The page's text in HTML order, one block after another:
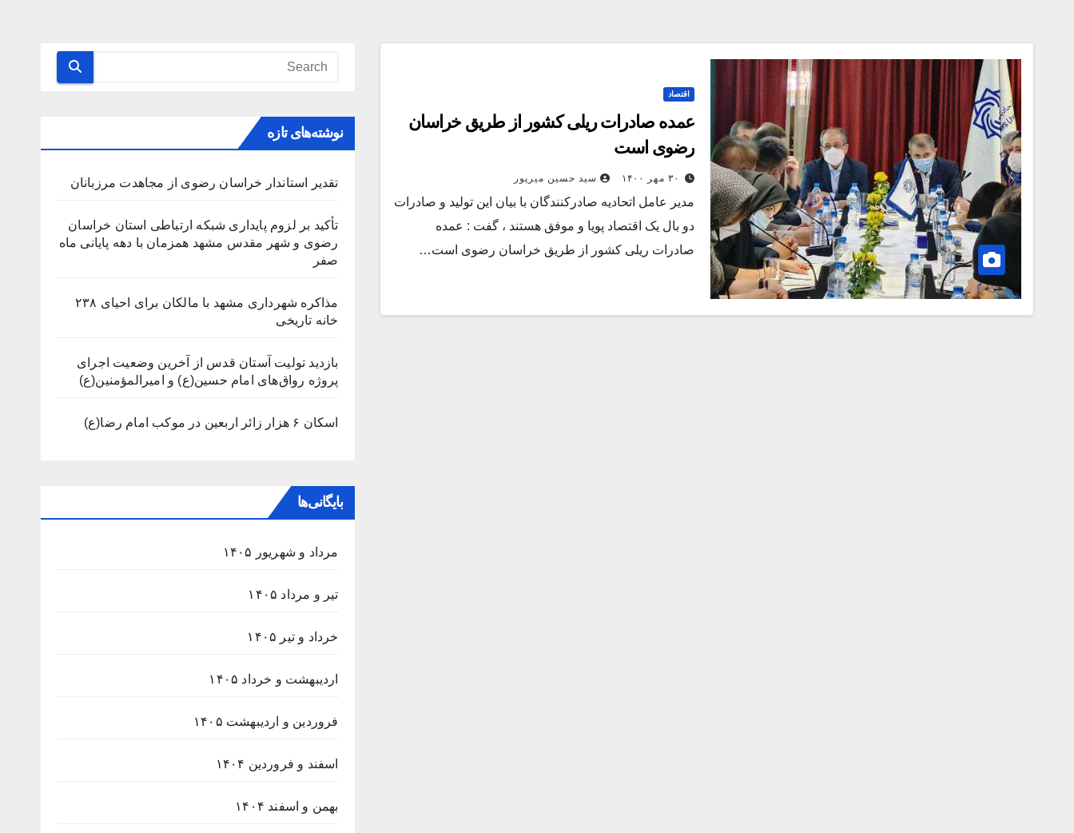
اقتصاد
عمده صادرات ریلی کشور از طریق خراسان
رضوی است
۳۰ مهر ۱۴۰۰ سید حسین میرپور
مدیر عامل اتحادیه صادرکنندگان با بیان این تولید و صادرات
دو بال یک اقتصاد پویا و موفق هستند ، گفت : عمده
صادرات ریلی کشور از طریق خراسان رضوی است…
نوشته‌های تازه
تقدیر استاندار خراسان رضوی از مجاهدت مرزبانان
تأکید بر لزوم پایداری شبکه ارتباطی استان خراسان
رضوی و شهر مقدس مشهد همزمان با دهه پایانی ماه
صفر
مذاکره شهرداری مشهد با مالکان برای احیای ۲۳۸
خانه تاریخی
بازدید تولیت آستان قدس از آخرین وضعیت اجرای
پروژه رواق‌های امام حسین(ع) و امیرالمؤمنین(ع)
اسکان ۶ هزار زائر اربعین در موکب امام رضا(ع)
بایگانی‌ها
مرداد و شهریور ۱۴۰۵
تیر و مرداد ۱۴۰۵
خرداد و تیر ۱۴۰۵
اردیبهشت و خرداد ۱۴۰۵
فروردین و اردیبهشت ۱۴۰۵
اسفند و فروردین ۱۴۰۴
بهمن و اسفند ۱۴۰۴